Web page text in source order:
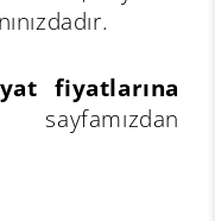
fiyatlarına
sayfamızdan